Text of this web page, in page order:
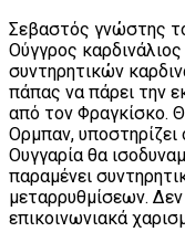
Σεβαστός γνώστης
Ούγγρος
συντηρητικών
πάπας να πάρει την
από τον Φραγκίσκο.
Ορμπαν,
Ουγγαρία θα
παραμένει
μεταρρυθμίσεων.
επικοινωνιακά